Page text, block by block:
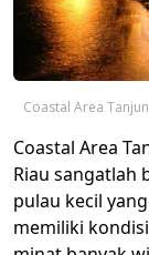
Coastal Area
Coastal Area
Riau sangatlah
pulau kecil
memiliki